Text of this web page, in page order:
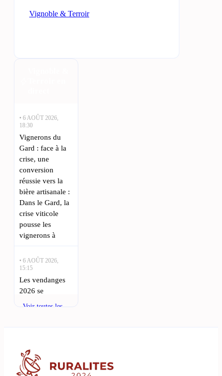
Vignoble & Terroir
• 6 AOÛT 2026,
18:30
Vignerons du
Gard : face à la
crise, une
conversion
réussie vers la
bière artisanale :
Dans le Gard, la
crise viticole
pousse les
vignerons à
• 6 AOÛT 2026,
15:15
Les vendanges
2026 se
accueillir l’un
des moments
Voir toutes les